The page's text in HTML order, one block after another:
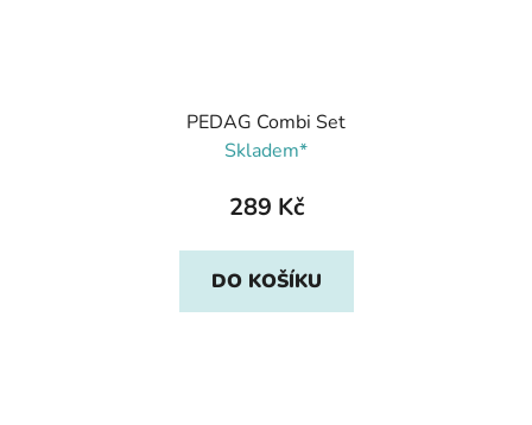
PEDAG Combi Set
Skladem*
289 Kč
DO KOŠÍKU